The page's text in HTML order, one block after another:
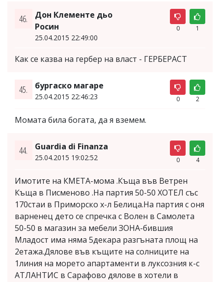
46.
Дон Клементе дьо
Росин
25.04.2015 22:49:00
0 1
Как се казва на гербер на власт - ГЕРБЕРАСТ
45. бургаско магаре
25.04.2015 22:46:23 0 2
Момата била богата, да я вземем.
44. Guardia di Finanza
25.04.2015 19:02:52 0 4
Имотите на КМЕТА-мома .Къща във Ветрен
Къща в Писменово .На партия 50-50 ХОТЕЛ със
170стаи в Приморско х-л Белица.На партия с оня
варненец дето се спречка с Волен в Самолета
50-50 в магазин за мебели ЗОНА-бившия
Младост има няма 5декара разгъната площ на
2етажа.Дялове във къщите на солниците на
1линия на морето апартаменти в луксозния к-с
АТЛАНТИС в Сарафово дялове в хотели в